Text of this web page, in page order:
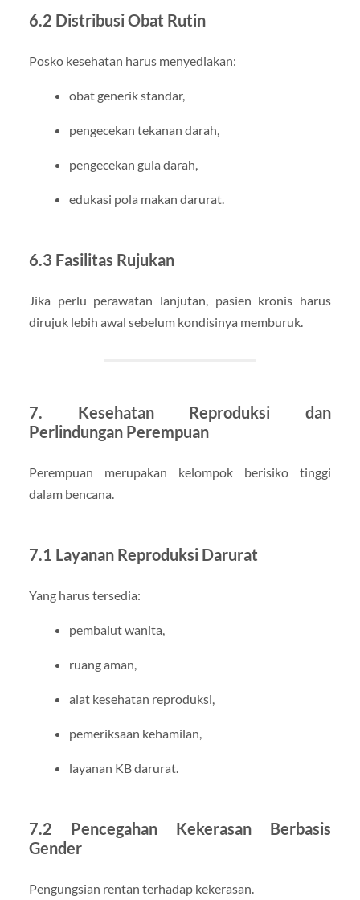
6.2 Distribusi Obat Rutin
Posko kesehatan harus menyediakan:
obat generik standar,
pengecekan tekanan darah,
pengecekan gula darah,
edukasi pola makan darurat.
6.3 Fasilitas Rujukan
Jika perlu perawatan lanjutan, pasien kronis harus
dirujuk lebih awal sebelum kondisinya memburuk.
7. Kesehatan Reproduksi dan
Perlindungan Perempuan
Perempuan merupakan kelompok berisiko tinggi
dalam bencana.
7.1 Layanan Reproduksi Darurat
Yang harus tersedia:
pembalut wanita,
ruang aman,
alat kesehatan reproduksi,
pemeriksaan kehamilan,
layanan KB darurat.
7.2 Pencegahan Kekerasan Berbasis
Gender
Pengungsian rentan terhadap kekerasan.